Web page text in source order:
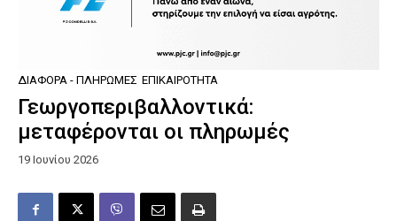
ΔΙΆΦΟΡΑ - ΠΛΗΡΩΜΈΣ ΕΠΙΚΑΙΡΌΤΗΤΑ
Γεωργοπεριβαλλοντικά:
μεταφέρονται οι πληρωμές
19 Ιουνίου 2026